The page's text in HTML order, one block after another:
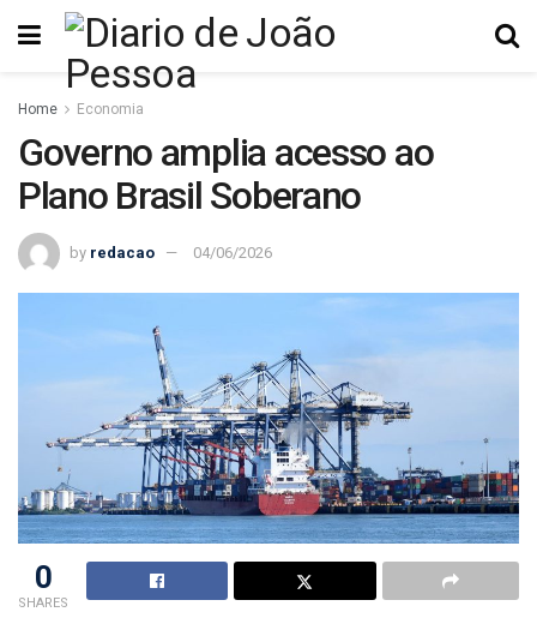
Home Economia
Governo amplia acesso ao
Plano Brasil Soberano
by redacao 04/06/2026
0
SHARES